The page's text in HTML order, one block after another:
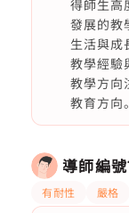
得師生高
發展的教
生活與成
教學經驗
教學方向
教育方向。
導師編號
有耐性 嚴格